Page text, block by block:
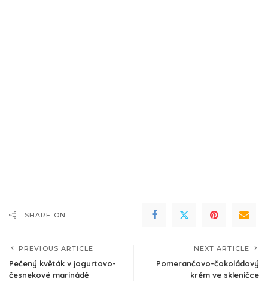
SHARE ON
PREVIOUS ARTICLE
Pečený květák v jogurtovo-
česnekové marinádě
NEXT ARTICLE
Pomerančovo-čokoládový
krém ve skleničce